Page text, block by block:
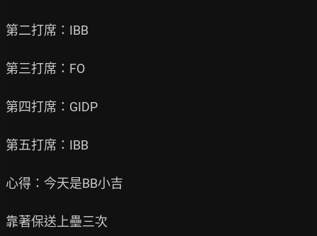
第二打席：IBB
第三打席：FO
第四打席：GIDP
第五打席：IBB
心得：今天是BB小吉
靠著保送上壘三次